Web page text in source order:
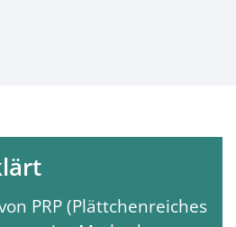
PRP (Plättchenreiches